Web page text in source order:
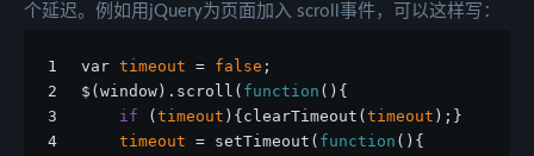
个延迟。例如用jQuery为页面加入 scroll事件，可以这样写：
1
2
3
4
var timeout = false ;
$(window).scroll( function (){
if ( timeout ){clearTimeout( timeout );}
timeout = setTimeout( function (){